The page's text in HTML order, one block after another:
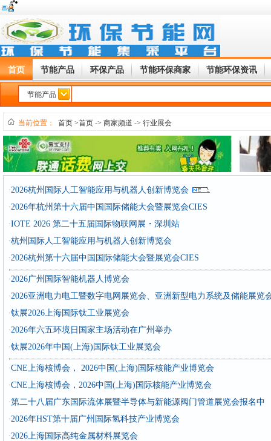
首页 节能产品 环保产品 节能环保商家 节能环保资讯
节能产品
当前位置： 首页 >首页 -> 商家频道 -> 行业展会
·2026杭州国际人工智能应用与机器人创新博览会
·2026年杭州第十六届中国国际储能大会暨展览会CIES
·IOTE 2026 第二十五届国际物联网展・深圳站
·杭州国际人工智能应用与机器人创新博览会
·2026杭州第十六届中国国际储能大会暨展览会CIES
·2026广州国际智能机器人博览会
·2026亚洲电力电工暨数字电网展览会、亚洲新型电力系统及储能展览
·钛展2026上海国际钛工业展览会
·2026年六五环境日国家主场活动在广州举办
·钛展2026年中国(上海)国际钛工业展览会
·CNE上海核博会， 2026中国(上海)国际核能产业博览会
·CNE上海核博会，2026中国(上海)国际核能产业博览会
·第二十八届广东国际流体展暨半导体与新能源阀门管道展览会报名中
·2026年HST第十届广州国际氢科技产业博览会
·2026上海国际高纯金属材料展览会